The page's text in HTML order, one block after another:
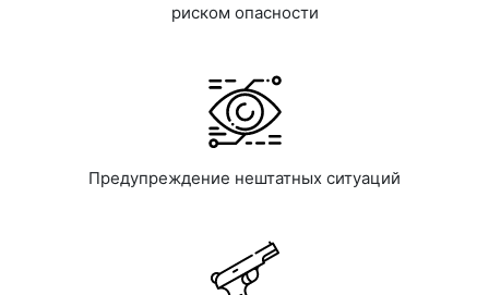
риском опасности
Предупреждение нештатных ситуаций